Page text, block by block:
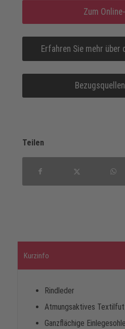
Zum
Erfahren Sie mehr
Teilen
Kurzinfo
Rindleder
Atmungsaktives
Ganzflächige